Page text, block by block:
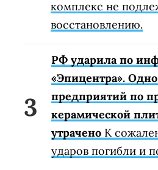
комплекс не
восстановлению.
РФ ударила по
«Эпицентра».
предприятий по
керамической
утрачено К
ударов погибли и